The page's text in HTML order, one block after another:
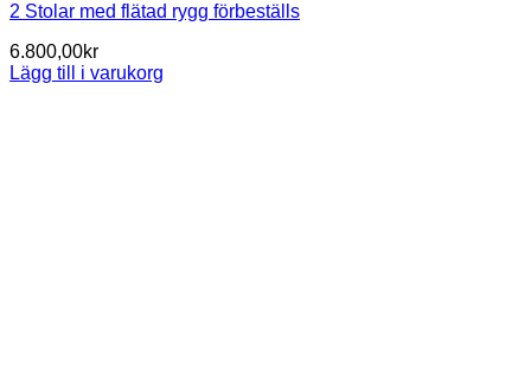
2 Stolar med flätad rygg förbeställs
6.800,00kr
Lägg till i varukorg